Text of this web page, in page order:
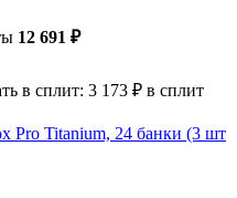
12 691 ₽
в сплит: 3 173 ₽ в сплит
Pro Titanium, 24 банки (3 шт